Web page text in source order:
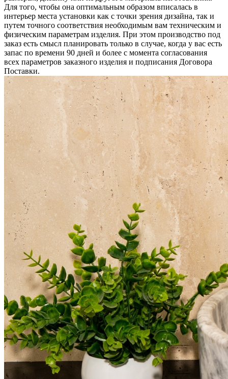
Для того, чтобы она оптимальным образом вписалась в
интерьер места установки как с точки зрения дизайна, так и
путем точного соответствия необходимым вам техническим и
физическим параметрам изделия. При этом производство под
заказ есть смысл планировать только в случае, когда у вас есть
запас по времени 90 дней и более с момента согласования
всех параметров заказного изделия и подписания Договора
Поставки.